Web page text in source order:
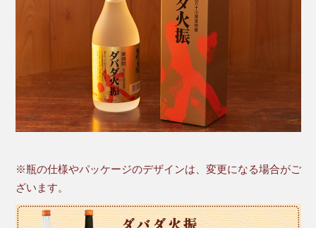
※瓶の仕様やパッケージのデザインは、変更になる場合がご
ざいます。